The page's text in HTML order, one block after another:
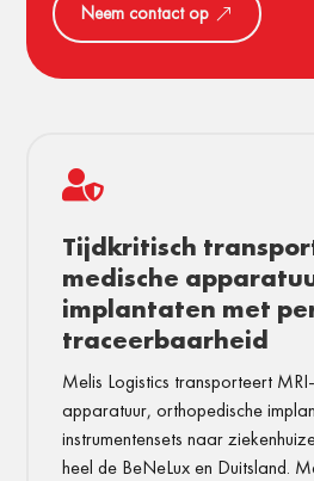
Neem contact op

Tijdkritisch
medische
implantaten met
traceerbaarheid
Melis Logistics transporteert
apparatuur, orthopedische
instrumentensets naar
heel de BeNeLux en Duitsland.